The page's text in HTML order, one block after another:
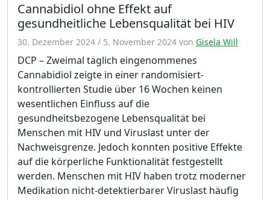
Cannabidiol ohne Effekt auf
gesundheitliche Lebensqualität bei HIV
30. Dezember 2024 / 5. November 2024 von Gisela Will
DCP – Zweimal täglich eingenommenes
Cannabidiol zeigte in einer randomisiert-
kontrollierten Studie über 16 Wochen keinen
wesentlichen Einfluss auf die
gesundheitsbezogene Lebensqualität bei
Menschen mit HIV und Viruslast unter der
Nachweisgrenze. Jedoch konnten positive Effekte
auf die körperliche Funktionalität festgestellt
werden. Menschen mit HIV haben trotz moderner
Medikation nicht-detektierbarer Viruslast häufig